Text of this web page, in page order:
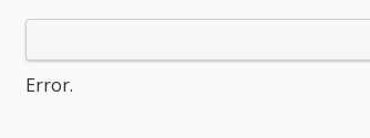
がら解散した。今作品
Error.